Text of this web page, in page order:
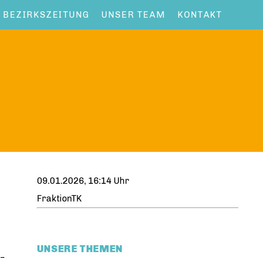
BEZIRKSZEITUNG UNSER TEAM KONTAKT
09.01.2026, 16:14 Uhr
FraktionTK
UNSERE THEMEN